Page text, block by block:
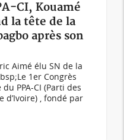
CI, Kouamé
la tête de la
après son
Aimé élu SN de la
1er Congrès
PPA-CI (Parti des
d’Ivoire) , fondé par